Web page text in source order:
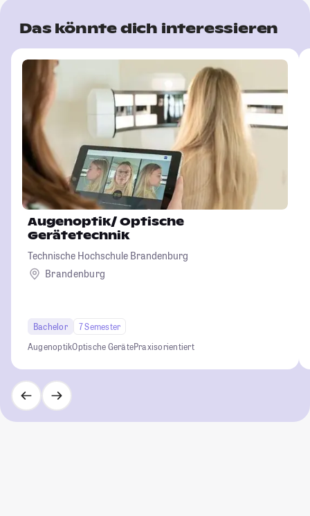
Das könnte dich interessieren
Augenoptik/ Optische
Gerätetechnik
Technische Hochschule Brandenburg
Brandenburg
Bachelor
7 Semester
AugenoptikOptische GerätePraxisorientiert